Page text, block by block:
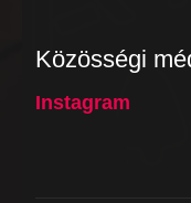
Közösségi
Instagram